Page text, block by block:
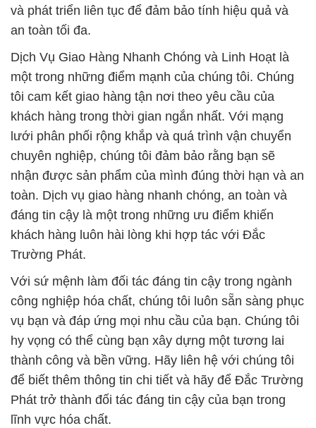
và phát triển liên tục để đảm bảo tính hiệu quả và
an toàn tối đa.
Dịch Vụ Giao Hàng Nhanh Chóng và Linh Hoạt là
một trong những điểm mạnh của chúng tôi. Chúng
tôi cam kết giao hàng tận nơi theo yêu cầu của
khách hàng trong thời gian ngắn nhất. Với mạng
lưới phân phối rộng khắp và quá trình vận chuyển
chuyên nghiệp, chúng tôi đảm bảo rằng bạn sẽ
nhận được sản phẩm của mình đúng thời hạn và an
toàn. Dịch vụ giao hàng nhanh chóng, an toàn và
đáng tin cậy là một trong những ưu điểm khiến
khách hàng luôn hài lòng khi hợp tác với Đắc
Trường Phát.
Với sứ mệnh làm đối tác đáng tin cậy trong ngành
công nghiệp hóa chất, chúng tôi luôn sẵn sàng phục
vụ bạn và đáp ứng mọi nhu cầu của bạn. Chúng tôi
hy vọng có thể cùng bạn xây dựng một tương lai
thành công và bền vững. Hãy liên hệ với chúng tôi
để biết thêm thông tin chi tiết và hãy để Đắc Trường
Phát trở thành đối tác đáng tin cậy của bạn trong
lĩnh vực hóa chất.